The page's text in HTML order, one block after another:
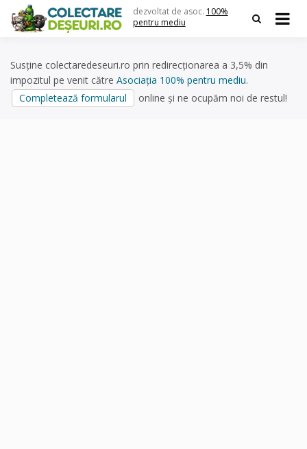
content
dezvoltat de asoc. 100%
pentru mediu
Susține colectaredeseuri.ro prin redirecționarea a 3,5% din
impozitul pe venit către Asociația 100% pentru mediu.
Completează formularul
online și ne ocupăm noi de restul!